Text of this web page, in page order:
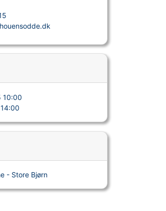
10:00
- Store Bjørn